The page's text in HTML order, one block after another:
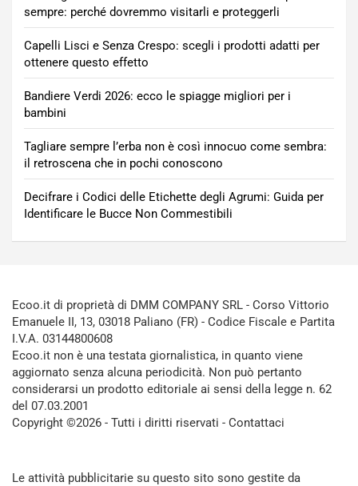
sempre: perché dovremmo visitarli e proteggerli
Capelli Lisci e Senza Crespo: scegli i prodotti adatti per
ottenere questo effetto
Bandiere Verdi 2026: ecco le spiagge migliori per i
bambini
Tagliare sempre l’erba non è così innocuo come sembra:
il retroscena che in pochi conoscono
Decifrare i Codici delle Etichette degli Agrumi: Guida per
Identificare le Bucce Non Commestibili
Ecoo.it di proprietà di DMM COMPANY SRL - Corso Vittorio
Emanuele II, 13, 03018 Paliano (FR) - Codice Fiscale e Partita
I.V.A. 03144800608
Ecoo.it non è una testata giornalistica, in quanto viene
aggiornato senza alcuna periodicità. Non può pertanto
considerarsi un prodotto editoriale ai sensi della legge n. 62
del 07.03.2001
Copyright ©2026 - Tutti i diritti riservati - Contattaci
Le attività pubblicitarie su questo sito sono gestite da